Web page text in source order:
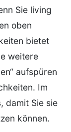
Sie living
oben
bietet
weitere
aufspüren
Im
damit Sie sie
können.